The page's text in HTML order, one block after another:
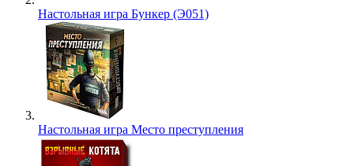
Настольная игра Бункер (Э051)
Настольная игра Место преступления